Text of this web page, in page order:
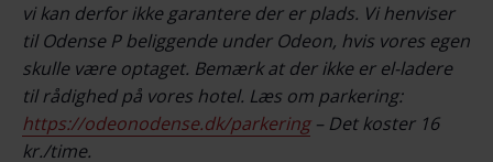
vi kan derfor ikke garantere der er plads. Vi henviser
til Odense P beliggende under Odeon, hvis vores egen
skulle være optaget. Bemærk at der ikke er el-ladere
til rådighed på vores hotel. Læs om parkering:
https://odeonodense.dk/parkering– Det koster 16
kr./time.